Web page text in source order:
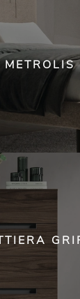
METROLIS